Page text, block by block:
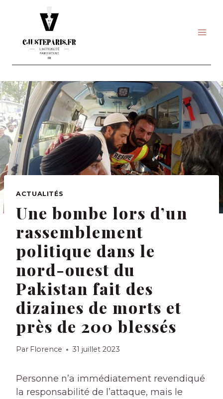
ACTUALITÉS
Une bombe lors d’un
rassemblement
politique dans le
nord-ouest du
Pakistan fait des
dizaines de morts et
près de 200 blessés
Par Florence 31 juillet 2023
Personne n’a immédiatement revendiqué
la responsabilité de l’attaque, mais le